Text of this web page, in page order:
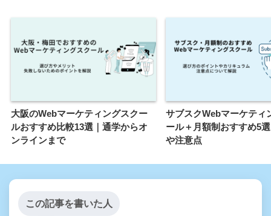
大阪のWebマーケティングスクー
ルおすすめ比較13選｜通学からオ
ンラインまで
サブスクWebマーケティ
ール＋月額制おすすめ5
や注意点
この記事を書いた人